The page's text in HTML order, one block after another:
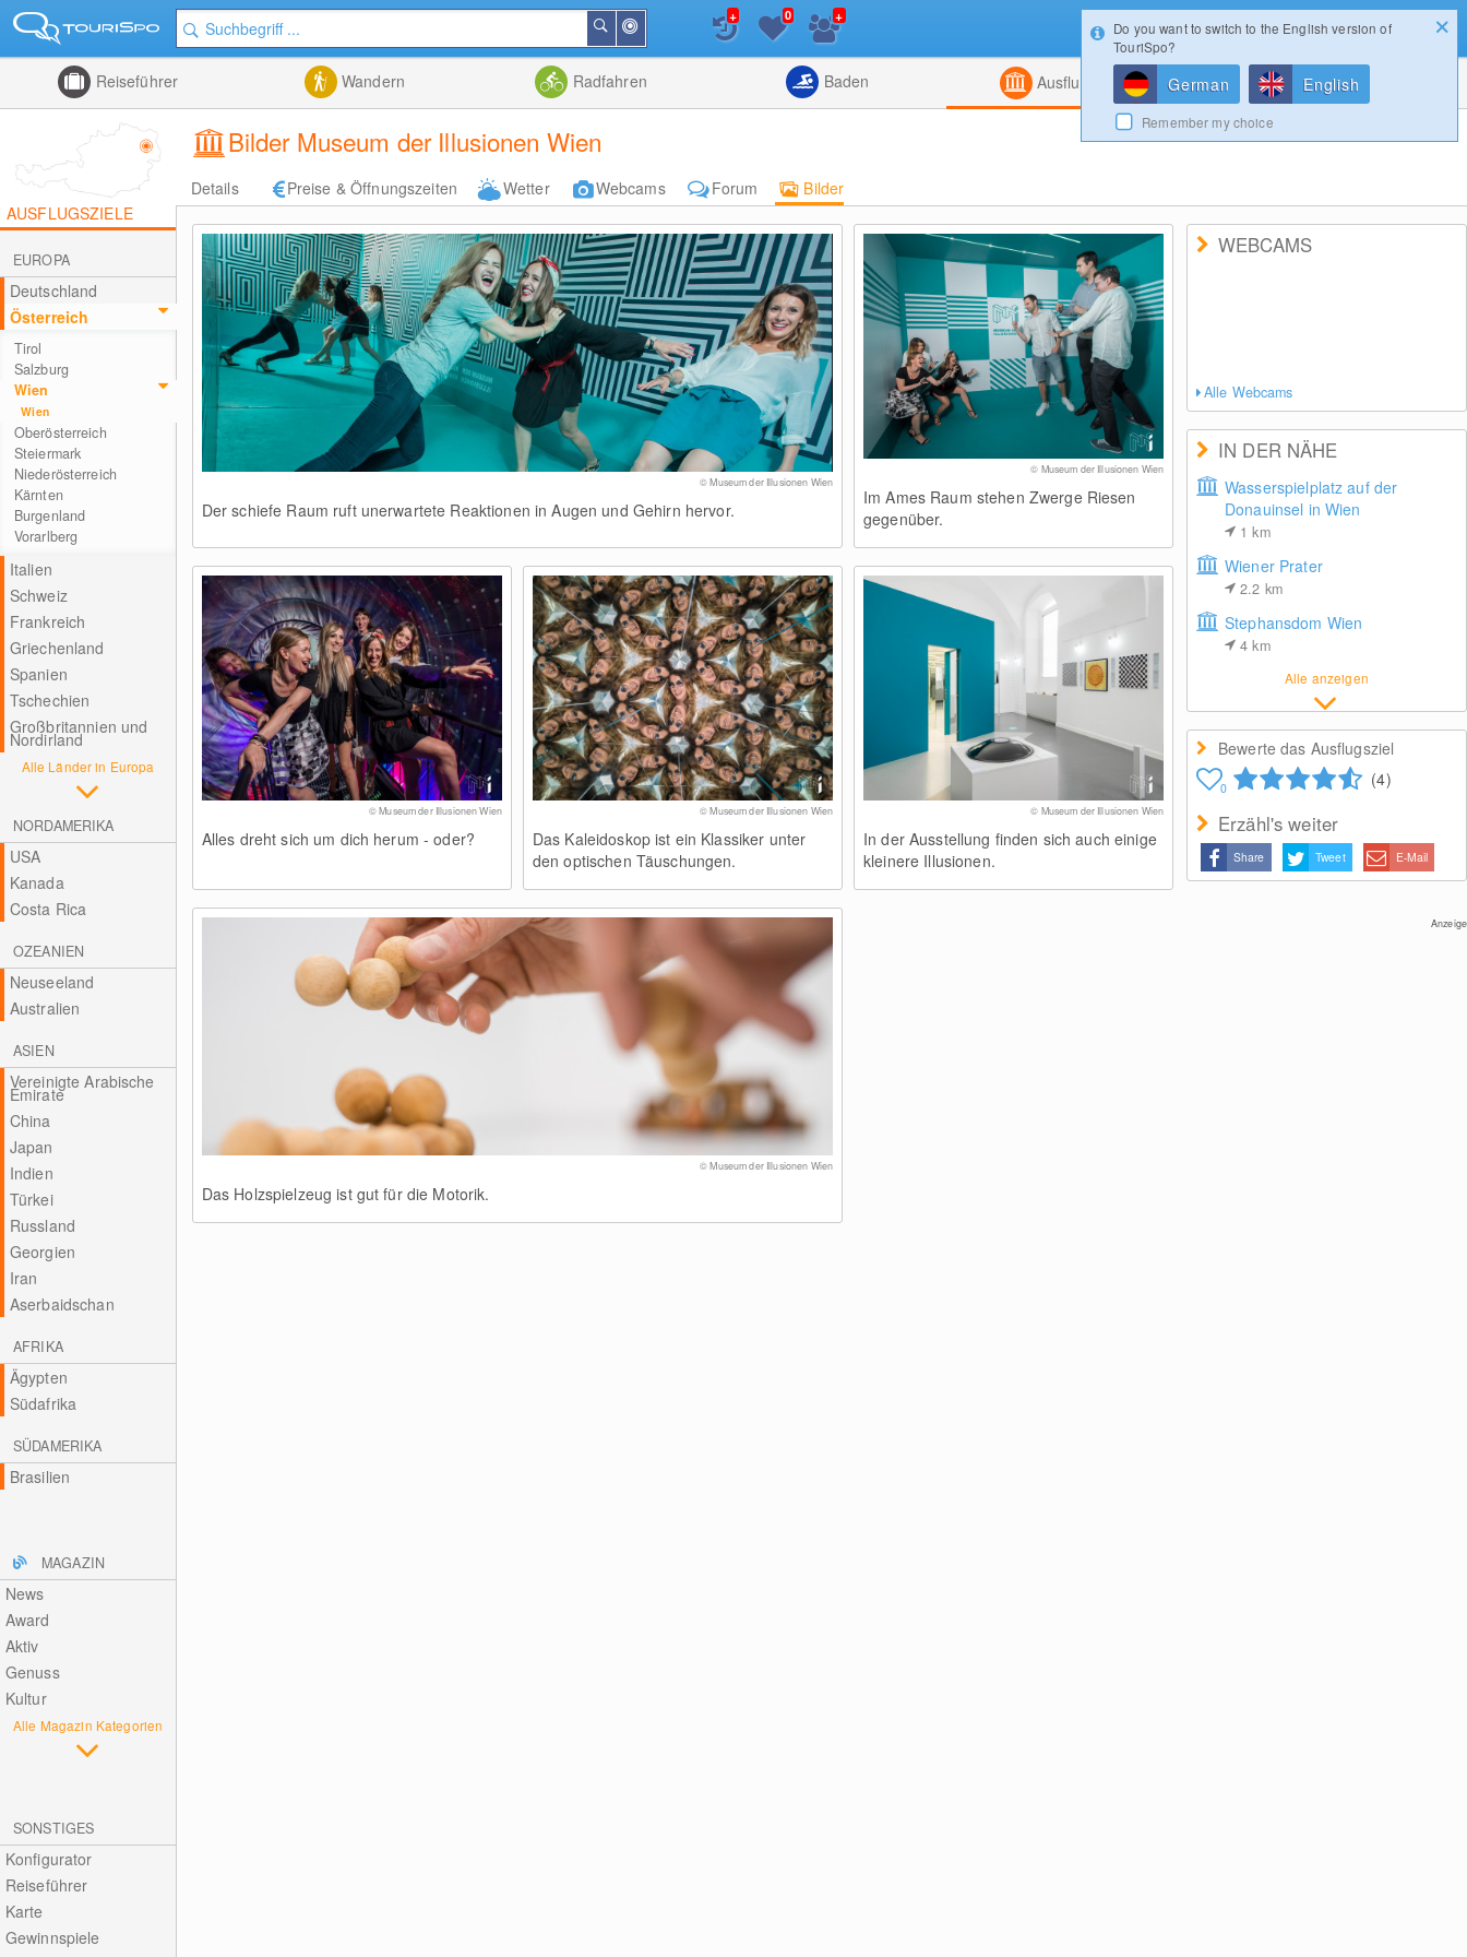
der
Suchen
Listenansicht
Kombiniert
+ 0 +
Reiseführer Wandern Radfahren Baden Ausflugsziele Magazin
Bilder Museum der Illusionen Wien
Details Preise & Öffnungszeiten Wetter Webcams Forum
Bilder
AUSFLUGSZIELE
EUROPA
Deutschland
Österreich
Tirol
Salzburg
Wien
Wien
Oberösterreich
Steiermark
Niederösterreich
Kärnten
Burgenland
Vorarlberg
Italien
Schweiz
Frankreich
Griechenland
Spanien
Tschechien
Großbritannien und
Nordirland
Alle Länder in Europa
NORDAMERIKA
USA
Kanada
Costa Rica
OZEANIEN
Neuseeland
Australien
ASIEN
Vereinigte Arabische
Emirate
China
Japan
Indien
Türkei
Russland
Georgien
Iran
Aserbaidschan
AFRIKA
Ägypten
Südafrika
SÜDAMERIKA
Brasilien
MAGAZIN
News
Award
Aktiv
Genuss
Kultur
Alle Magazin Kategorien
SONSTIGES
Konfigurator
Reiseführer
Karte
Gewinnspiele
© Museum der Illusionen Wien
Der schiefe Raum ruft unerwartete Reaktionen in Augen und Gehirn hervor.
© Museum der Illusionen Wien
Im Ames Raum stehen Zwerge Riesen
gegenüber.
© Museum der Illusionen Wien
Alles dreht sich um dich herum - oder?
© Museum der Illusionen Wien
Das Kaleidoskop ist ein Klassiker unter
den optischen Täuschungen.
© Museum der Illusionen Wien
In der Ausstellung finden sich auch einige
kleinere Illusionen.
© Museum der Illusionen Wien
Das Holzspielzeug ist gut für die Motorik.
WEBCAMS
Alle Webcams
IN DER NÄHE
Wasserspielplatz auf der
Donauinsel in Wien
1km
Wiener Prater
2.2 km
Stephansdom Wien
4km
Alle anzeigen
Bewerte das Ausflugsziel
0 (4)
Erzähl's weiter
Share Tweet E-Mail
Anzeige
Login
Do you want to switch to the English version of
TouriSpo?
German English
Remember my choice
Konfigurator Gewinnspiele